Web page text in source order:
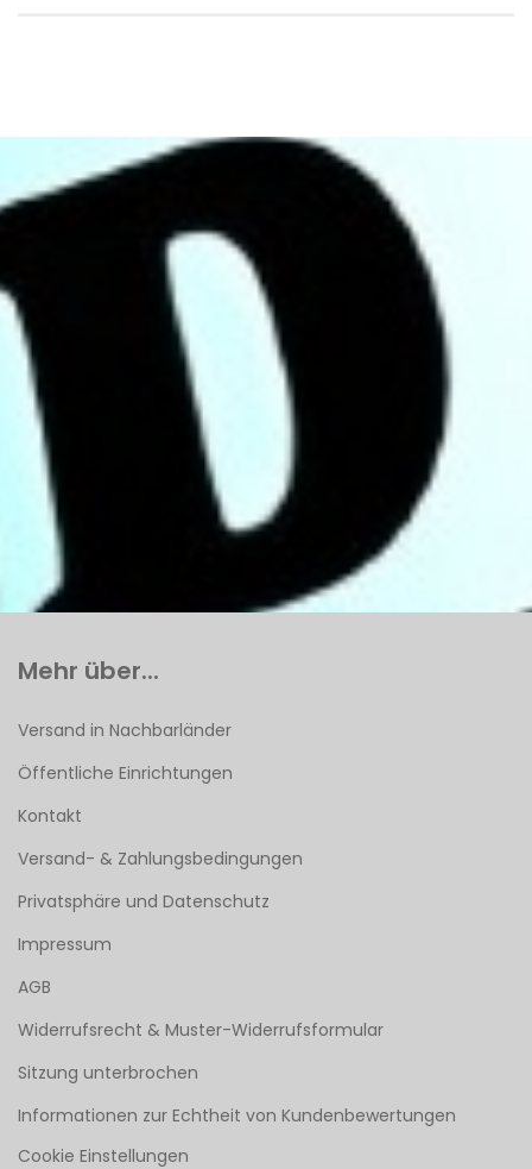
Mehr über...
Versand in Nachbarländer
Öffentliche Einrichtungen
Kontakt
Versand- & Zahlungsbedingungen
Privatsphäre und Datenschutz
Impressum
AGB
Widerrufsrecht & Muster-Widerrufsformular
Sitzung unterbrochen
Informationen zur Echtheit von Kundenbewertungen
Cookie Einstellungen